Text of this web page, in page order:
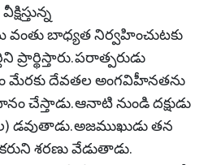
వంతు బాధ్యత నిర్వహించుటకు
ప్రార్థిస్తారు. పరాత్పరుడు
మేరకు దేవతల అంగవిహీనతను
చేస్తాడు. ఆనాటి నుండి దక్షుడు
డవుతాడు. అజముఖుడు తన
శరణు వేడుతాడు.